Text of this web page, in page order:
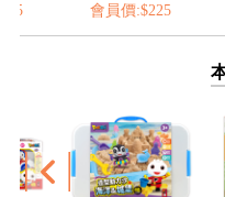
會員價:$165